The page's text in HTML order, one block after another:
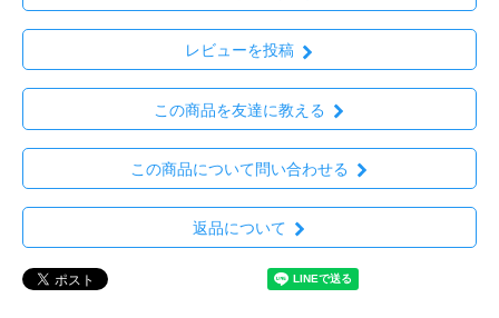
レビューを投稿
この商品を友達に教える
この商品について問い合わせる
返品について